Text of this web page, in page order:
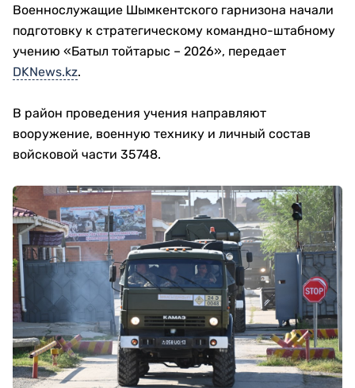
Военнослужащие Шымкентского гарнизона начали
подготовку к стратегическому командно-штабному
учению «Батыл тойтарыс – 2026», передает
DKNews.kz.
В район проведения учения направляют
вооружение, военную технику и личный состав
войсковой части 35748.